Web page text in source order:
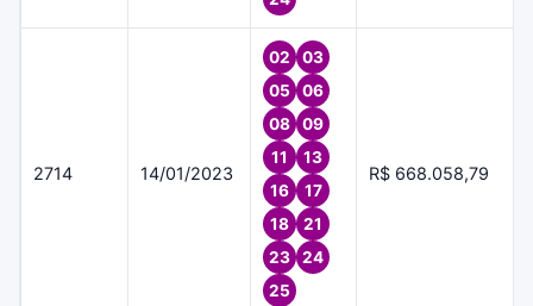
2714 14/01/2023
02
03
05
06
08
09
11
13
16
17
18
21
23
24
25
R$ 668.058,79